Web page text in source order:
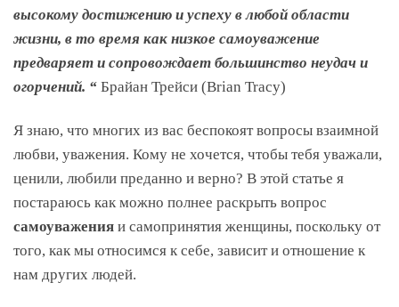
высокому достижению и успеху в любой области
жизни, в то время как низкое самоуважение
предваряет и сопровождает большинство неудач и
огорчений. “ Брайан Трейси (Brian Tracy)
Я знаю, что многих из вас беспокоят вопросы взаимной
любви, уважения. Кому не хочется, чтобы тебя уважали,
ценили, любили преданно и верно? В этой статье я
постараюсь как можно полнее раскрыть вопрос
самоуважения и самопринятия женщины, поскольку от
того, как мы относимся к себе, зависит и отношение к
нам других людей.